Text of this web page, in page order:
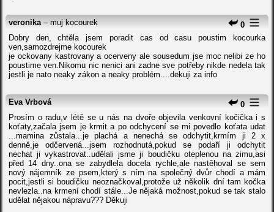
0
veronika– muj kocourek
Dobry den, chtěla jsem poradit cas od casu poustim kocourka
ven,samozdrejme kocourek
je ockovany kastrovany a ocerveny ale sousedum jse moc nelibi ze ho
poustime ven.Nikomu nic nenici ani zadne sve potřeby nikde nedela tak
jestli je nato neaky zákon a neaky problém....dekuji za info
0
Eva Vrbová
Prosím o radu,v létě se u nás na dvoře objevila venkovní kočička i s
koťaty,začala jsem je krmit a po odchycení se mi povedlo koťata udat
...mamina zůstala...je plachá a nenechá se odchytit,krmím ji 2 x
denně,je odčervená...jsem rozhodnutá,pokud se podaří ji odchytit
nechat ji vykastrovat..udělali jsme ji boudičku oteplenou na zimu,asi
před 14 dny..ona se zabydlela docela rychle,ale nastěhoval se sem
nový nájemník ze psem,který s ním na společný dvůr chodí a mám
pocit,jestli si boudičku neoznačkoval,protože už několik dní tam kočka
nevlezla..na krmení chodí stále...Je nějaká možnost,pokud se tak stalo
udělat nějakou nápravu??? Děkuji